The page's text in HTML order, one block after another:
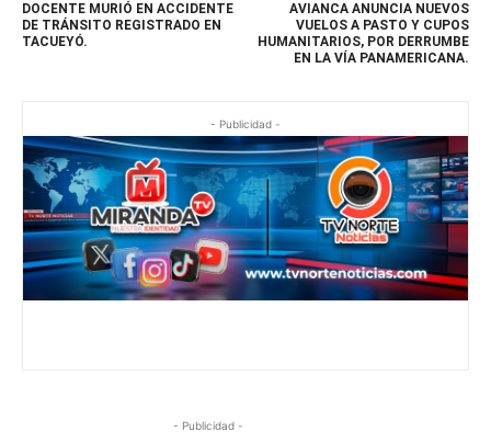
DOCENTE MURIÓ EN ACCIDENTE
DE TRÁNSITO REGISTRADO EN
TACUEYÓ.
AVIANCA ANUNCIA NUEVOS
VUELOS A PASTO Y CUPOS
HUMANITARIOS, POR DERRUMBE
EN LA VÍA PANAMERICANA.
- Publicidad -
- Publicidad -